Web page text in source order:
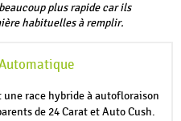
plus rapide car ils
habituelles à remplir.
une race hybride à autofloraison
de 24 Carat et Auto Cush.